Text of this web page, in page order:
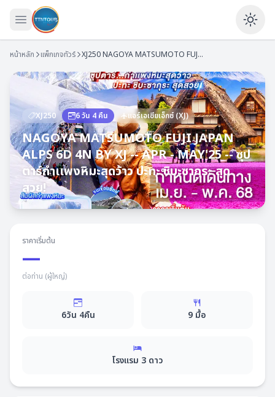
เปิดเมนู
หน้าหลัก แพ็กเกจทัวร์ XJ250NAGOYA MATSUMOTO FUJI JAPAN ALPS 6D 4N BY XJ -- APR - MAY'25 -- ซุปตาร์กำเเพงหิมะสุดว้าว ปะทะ ชิบะซากุระ สุดสวย!
XJ250 6วัน 4 คืน แอร์เอเชียเอ็กซ์(XJ)
NAGOYA MATSUMOTO FUJI JAPAN
ALPS 6D 4N BY XJ -- APR - MAY'25 -- ซุป
ตาร์กำเเพงหิมะสุดว้าว ปะทะ ชิบะซากุระ สุด
สวย!
ราคาเริ่มต้น
—
ต่อท่าน (ผู้ใหญ่)
6วัน 4คืน 9 มื้อ
โรงแรม 3 ดาว